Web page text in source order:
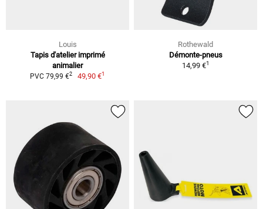
Louis
Tapis d'atelier imprimé
animalier
PVC 79,99 €2 49,90 €1
Rothewald
Démonte-pneus
14,99 €1